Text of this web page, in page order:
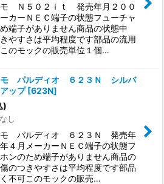
モ Ｎ５０２ｉｔ 発売年月２００
カーＮＥＣ端子の状態フューチャ
端子がありません商品の状態中
やすさは平均程度です部品の流用
のモックの販売単位１個…
モ パルディオ ６２３Ｎ シルバ
ップ [623N]
)
し
モ パルディオ ６２３Ｎ 発売年
４月メーカーＮＥＣ端子の状態フ
ンのため端子がありません商品の
のつきやすさは平均程度です部品
不可このモックの販売…